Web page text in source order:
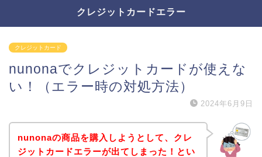
クレジットカードエラー
クレジットカード
nunonaでクレジットカードが使えな
い！（エラー時の対処方法）
2024年6月9日
nunonaの商品を購入しようとして、クレ
ジットカードエラーが出てしまった！とい